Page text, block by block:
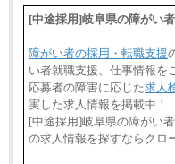
[中途採用]岐阜県の障がい
障がい者の採用・転職支援
い者就職支援、仕事情報を
応募者の障害に応じた求人
実した求人情報を掲載中！
[中途採用]岐阜県の障がい
の求人情報を探すならクロ